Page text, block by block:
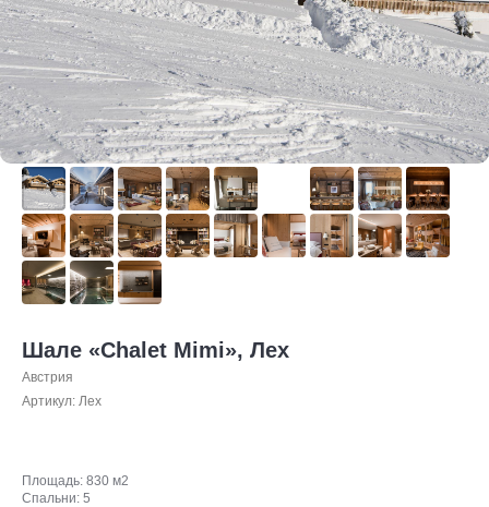
Шале «Chalet Mimi», Лех
Австрия
Артикул: Лех
Площадь: 830 м2
Спальни: 5